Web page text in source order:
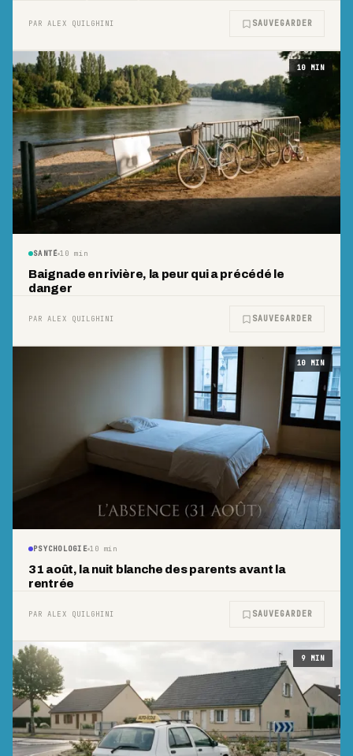
PAR ALEX QUILGHINI SAUVEGARDER
10 MIN
SANTÉ 10 min
Baignade en rivière, la peur qui a précédé le
danger
PAR ALEX QUILGHINI SAUVEGARDER
10 MIN
PSYCHOLOGIE 10 min
31 août, la nuit blanche des parents avant la
rentrée
PAR ALEX QUILGHINI SAUVEGARDER
9 MIN